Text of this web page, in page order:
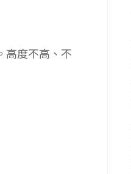
高度不高、不